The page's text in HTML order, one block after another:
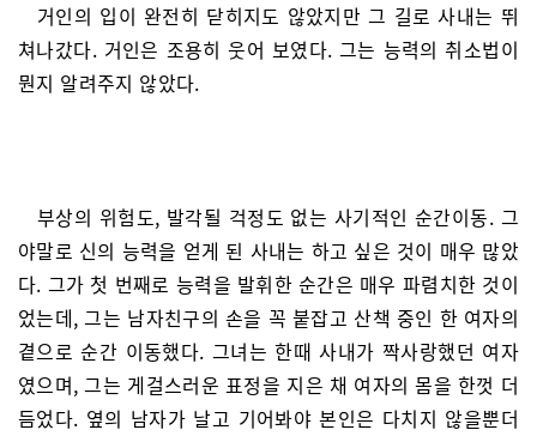
거인의 입이 완전히 닫히지도 않았지만 그 길로 사내는 뛰
쳐나갔다. 거인은 조용히 웃어 보였다. 그는 능력의 취소법이
뭔지 알려주지 않았다.
부상의 위험도, 발각될 걱정도 없는 사기적인 순간이동. 그
야말로 신의 능력을 얻게 된 사내는 하고 싶은 것이 매우 많았
다. 그가 첫 번째로 능력을 발휘한 순간은 매우 파렴치한 것이
었는데, 그는 남자친구의 손을 꼭 붙잡고 산책 중인 한 여자의
곁으로 순간 이동했다. 그녀는 한때 사내가 짝사랑했던 여자
였으며, 그는 게걸스러운 표정을 지은 채 여자의 몸을 한껏 더
듬었다. 옆의 남자가 날고 기어봐야 본인은 다치지 않을뿐더